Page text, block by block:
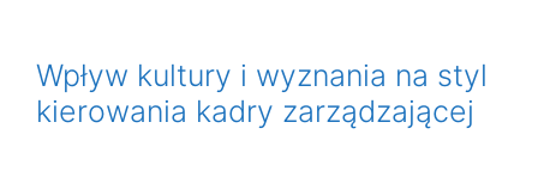
Wpływ kultury i wyznania na styl
kierowania kadry zarządzającej